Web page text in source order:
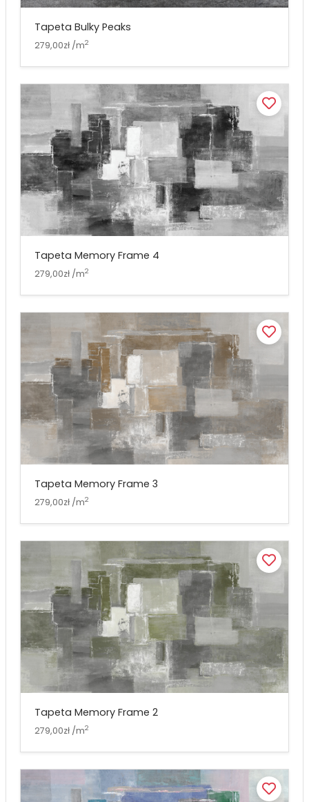
Tapeta Bulky Peaks
279,00zł /m2
Tapeta Memory Frame 4
279,00zł /m2
Tapeta Memory Frame 3
279,00zł /m2
Tapeta Memory Frame 2
279,00zł /m2